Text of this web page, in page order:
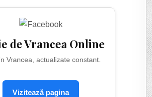
de Vrancea Online
Vrancea, actualizate constant.
Vizitează pagina